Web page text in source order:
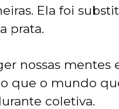
Ela foi
prata.
nossas mentes
que o mundo
coletiva.